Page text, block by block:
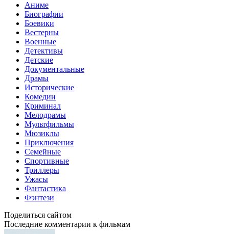
Аниме
Биографии
Боевики
Вестерны
Военные
Детективы
Детские
Документальные
Драмы
Исторические
Комедии
Криминал
Мелодрамы
Мультфильмы
Мюзиклы
Приключения
Семейные
Спортивные
Триллеры
Ужасы
Фантастика
Фэнтези
Поделиться сайтом
Последние комментарии к фильмам